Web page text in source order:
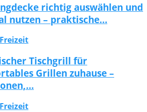
richtig auswählen und
nutzen – praktische…
Tischgrill für
Grillen zuhause –